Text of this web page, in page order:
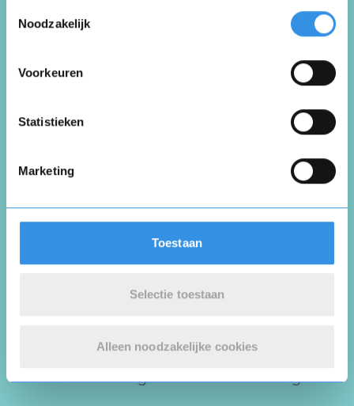
Noodzakelijk
Voorkeuren
Statistieken
Marketing
Toestaan
Selectie toestaan
Alleen noodzakelijke cookies
Plaats review
Reviews
Wat 1 klant zegt over De Terschellinger